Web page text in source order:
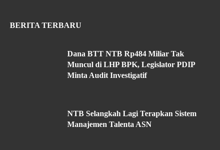
BERITA TERBARU
Dana BTT NTB Rp484 Miliar Tak
Muncul di LHP BPK, Legislator PDIP
Minta Audit Investigatif
NTB Selangkah Lagi Terapkan Sistem
Manajemen Talenta ASN